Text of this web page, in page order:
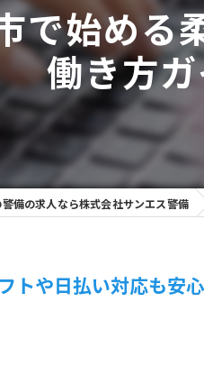
で始める
働き方
備の求人なら株式会社サンエス警備
トや日払い対応も安